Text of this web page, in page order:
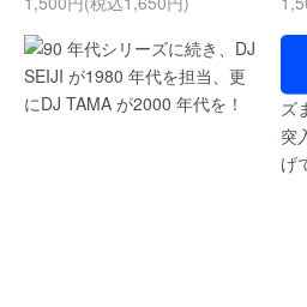
90 年代シリーズに続き、DJ
SEIJI が1980 年代を担当、更
にDJ TAMA が2000 年代を！
ズ
突
げ